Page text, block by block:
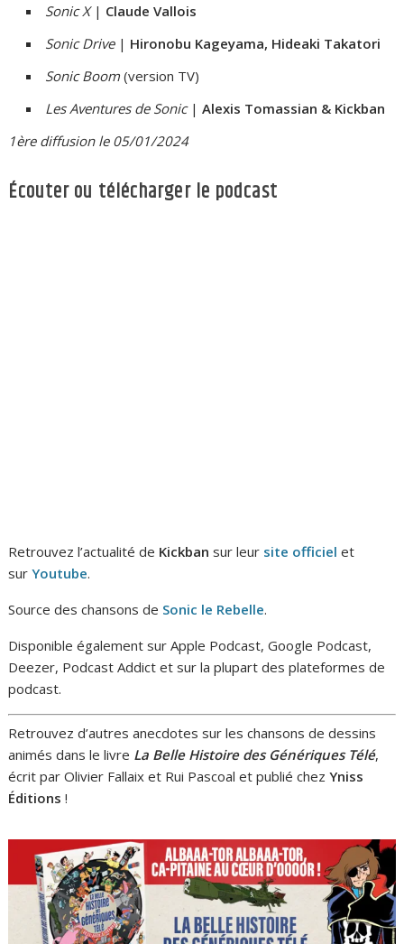
Sonic X| Claude Vallois
Sonic Drive| Hironobu Kageyama, Hideaki Takatori
Sonic Boom (version TV)
Les Aventures de Sonic|Alexis Tomassian & Kickban
1ère diffusion le 05/01/2024
Écouter ou télécharger le podcast
Retrouvez l’actualité de Kickban sur leur site officiel et
surYoutube.
Source des chansons de Sonic le Rebelle.
Disponible également sur Apple Podcast, Google Podcast,
Deezer, Podcast Addict et sur la plupart des plateformes de
podcast.
Retrouvez d’autres anecdotes sur les chansons de dessins
animés dans le livre La Belle Histoire des Génériques Télé,
écrit par Olivier Fallaix et Rui Pascoal et publié chezYniss
Éditions !